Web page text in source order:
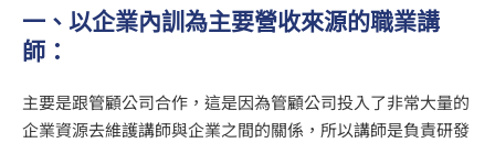
一、以企業內訓為主要營收來源的職業講
師：
主要是跟管顧公司合作，這是因為管顧公司投入了非常大量的
企業資源去維護講師與企業之間的關係，所以講師是負責研發